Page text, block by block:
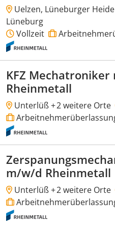
Uelzen, Lüneburger
Lüneburg
Vollzeit
KFZ
Rheinmetall
Unterlüß +2 weitere Orte
m/w/d Rheinmetall
Unterlüß +2 weitere Orte